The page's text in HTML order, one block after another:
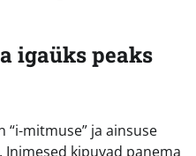
igaüks peaks
“i-mitmuse” ja ainsuse
Inimesed kipuvad panema